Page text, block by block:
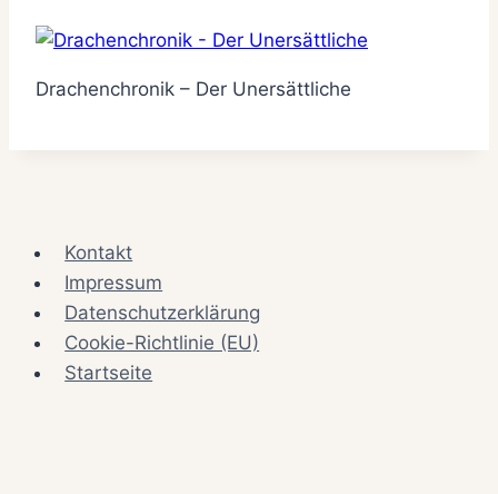
Drachenchronik – Der Unersättliche
Kontakt
Impressum
Datenschutzerklärung
Cookie-Richtlinie (EU)
Startseite